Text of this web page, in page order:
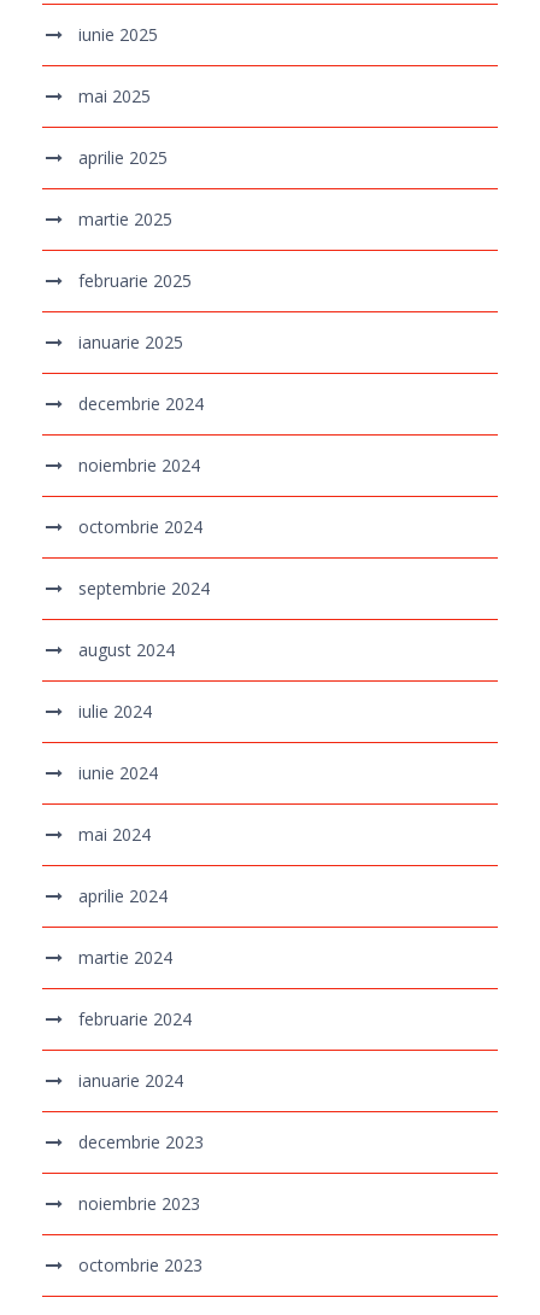
iunie 2025
mai 2025
aprilie 2025
martie 2025
februarie 2025
ianuarie 2025
decembrie 2024
noiembrie 2024
octombrie 2024
septembrie 2024
august 2024
iulie 2024
iunie 2024
mai 2024
aprilie 2024
martie 2024
februarie 2024
ianuarie 2024
decembrie 2023
noiembrie 2023
octombrie 2023